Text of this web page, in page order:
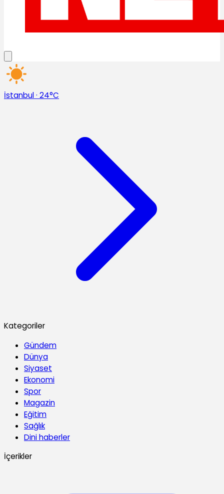
İstanbul· 24°C
Kategoriler
Gündem
Dünya
Siyaset
Ekonomi
Spor
Magazin
Eğitim
Sağlık
Dini haberler
İçerikler